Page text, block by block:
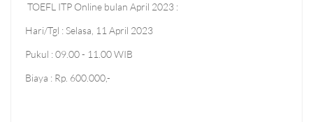
TOEFL ITP Online bulan April 2023 :
Hari/Tgl : Selasa, 11 April 2023
Pukul : 09.00 - 11.00 WIB
Biaya : Rp. 600.000,-